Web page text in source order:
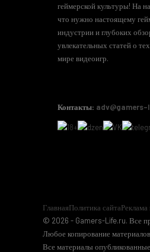
геймерской культуры! На
что нужно настоящему
индустрии и глубоких
увлекательных статей о
мире видеоигр.
Контакты:
ГлавнаяПолитика сайтаРеклама
© 2026 - Gamers-Life.ru. Все
Любое копирование
Все материалы